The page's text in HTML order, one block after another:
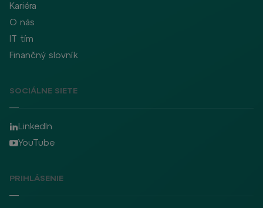
Kariéra
O nás
IT tím
Finančný slovník
SOCIÁLNE SIETE
LinkedIn
YouTube
PRIHLÁSENIE